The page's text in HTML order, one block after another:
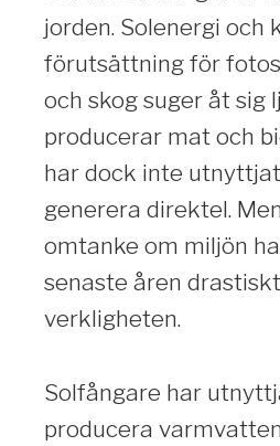
jorden. Solenergi och
förutsättning för
och skog suger åt sig
producerar mat och
har dock inte
generera direktel.
omtanke om miljön
senaste åren
verkligheten.
Solfångare har
producera